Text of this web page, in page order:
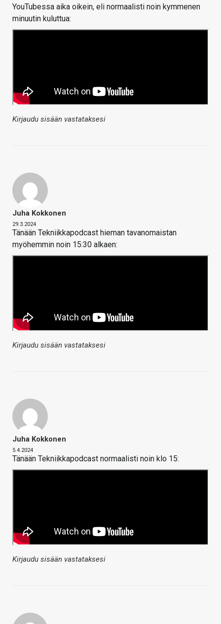
YouTubessa aika oikein, eli normaalisti noin kymmenen
minuutin kuluttua:
Kirjaudu sisään vastataksesi
Juha Kokkonen
29.3.2024
Tänään Tekniikkapodcast hieman tavanomaistan
myöhemmin noin 15:30 alkaen:
Kirjaudu sisään vastataksesi
Juha Kokkonen
5.4.2024
Tänään Tekniikkapodcast normaalisti noin klo 15:
Kirjaudu sisään vastataksesi